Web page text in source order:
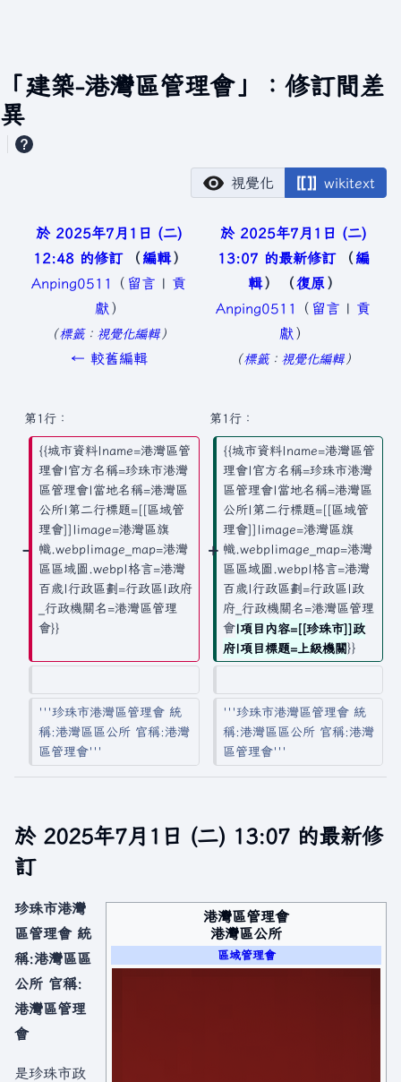
「建築-港灣區管理會」：修訂間差
異
視覺化 wikitext
於 2025年7月1日 (二)
12:48 的修訂
編輯
Anping0511
（ 留言 | 貢
獻 ）
要
標籤： 視覺化編輯
← 較舊編輯
於 2025年7月1日 (二)
13:07 的最新修訂
編
輯
復原
Anping0511
（ 留言 | 貢
獻 ）
摘
標籤： 視覺化編輯
第1行： 第1行：
{{城市資料|name=港灣區管
理會|官方名稱=珍珠市港灣
區管理會|當地名稱=港灣區
公所|第二行標題=[[區域管
理會]]|image=港灣區旗
幟.webp|image_map=港灣
區區域圖.webp|格言=港灣
百歲|行政區劃=行政區|政府
_行政機關名=港灣區管理
會}}
{{城市資料|name=港灣區管
理會|官方名稱=珍珠市港灣
區管理會|當地名稱=港灣區
公所|第二行標題=[[區域管
理會]]|image=港灣區旗
幟.webp|image_map=港灣
區區域圖.webp|格言=港灣
百歲|行政區劃=行政區|政
府_行政機關名=港灣區管理
會|項目內容=[[珍珠市]]政
府|項目標題=上級機關}}
'''珍珠市港灣區管理會 統
稱:港灣區區公所 官稱:港灣
區管理會'''
'''珍珠市港灣區管理會 統
稱:港灣區區公所 官稱:港灣
區管理會'''
於 2025年7月1日 (二) 13:07 的最新修
訂
港灣區管理會
港灣區公所
區域管理會
珍珠市港灣
區管理會 統
稱:港灣區區
公所 官稱:
港灣區管理
會
是珍珠市政